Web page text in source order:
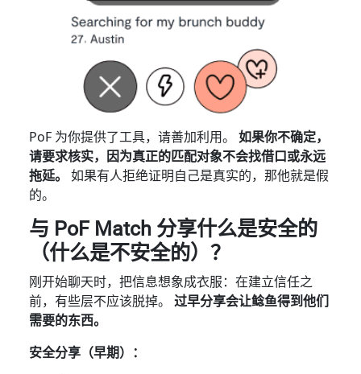
PoF 为你提供了工具，请善加利用。
如果你不确定，
请要求核实，因为真正的匹配对象不会找借口或永远
拖延。 如果有人拒绝证明自己是真实的，那他就是假
的。
与 PoF Match 分享什么是安全的
（什么是不安全的）？
刚开始聊天时，把信息想象成衣服：在建立信任之
前，有些层不应该脱掉。
过早分享会让鲶鱼得到他们
需要的东西。
安全分享（早期）：